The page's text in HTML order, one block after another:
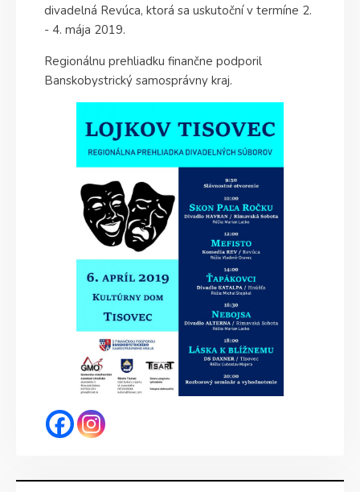
divadelná Revúca, ktorá sa uskutoční v termíne 2.
- 4. mája 2019.
Regionálnu prehliadku finančne podporil
Banskobystrický samosprávny kraj.